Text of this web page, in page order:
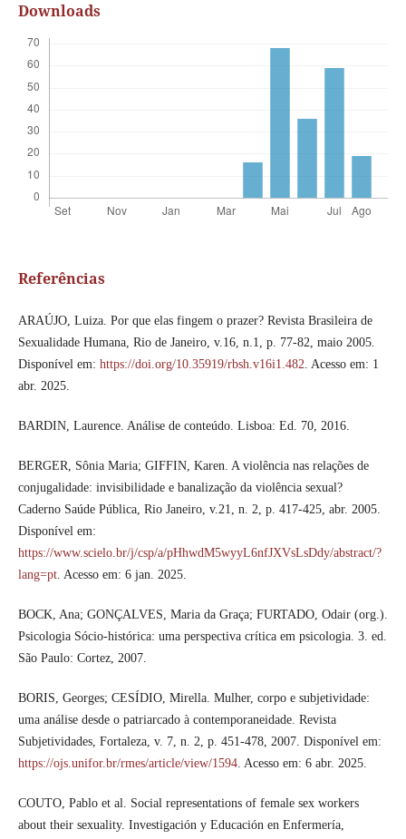
Downloads
Referências
ARAÚJO, Luiza. Por que elas fingem o prazer? Revista Brasileira de
Sexualidade Humana, Rio de Janeiro, v.16, n.1, p. 77-82, maio 2005.
Disponível em: https://doi.org/10.35919/rbsh.v16i1.482. Acesso em: 1
abr. 2025.
BARDIN, Laurence. Análise de conteúdo. Lisboa: Ed. 70, 2016.
BERGER, Sônia Maria; GIFFIN, Karen. A violência nas relações de
conjugalidade: invisibilidade e banalização da violência sexual?
Caderno Saúde Pública, Rio Janeiro, v.21, n. 2, p. 417-425, abr. 2005.
Disponível em:
https://www.scielo.br/j/csp/a/pHhwdM5wyyL6nfJXVsLsDdy/abstract/?
lang=pt. Acesso em: 6 jan. 2025.
BOCK, Ana; GONÇALVES, Maria da Graça; FURTADO, Odair (org.).
Psicologia Sócio-histórica: uma perspectiva crítica em psicologia. 3. ed.
São Paulo: Cortez, 2007.
BORIS, Georges; CESÍDIO, Mirella. Mulher, corpo e subjetividade:
uma análise desde o patriarcado à contemporaneidade. Revista
Subjetividades, Fortaleza, v. 7, n. 2, p. 451-478, 2007. Disponível em:
https://ojs.unifor.br/rmes/article/view/1594. Acesso em: 6 abr. 2025.
COUTO, Pablo et al. Social representations of female sex workers
about their sexuality. Investigación y Educación en Enfermería,